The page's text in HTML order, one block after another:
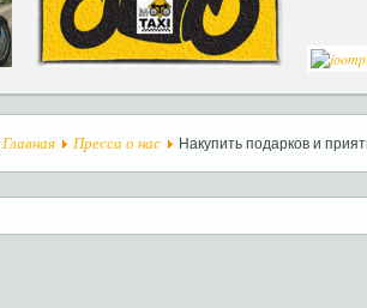
Главная Пресса о нас Накупить подарков и